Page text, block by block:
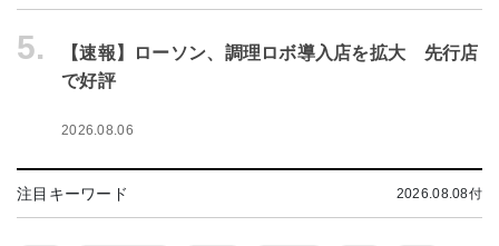
5.
【速報】ローソン、調理ロボ導入店を拡大 先行店
で好評
2026.08.06
注目キーワード 2026.08.08付